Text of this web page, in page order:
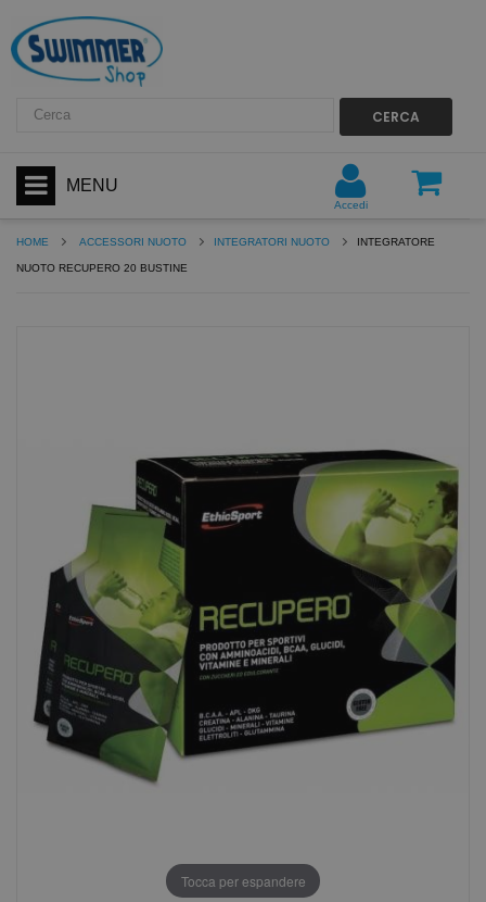
CERCA
MENU
Accedi
HOME ACCESSORI NUOTO INTEGRATORI NUOTO INTEGRATORE
NUOTO RECUPERO 20 BUSTINE
Tocca per espandere